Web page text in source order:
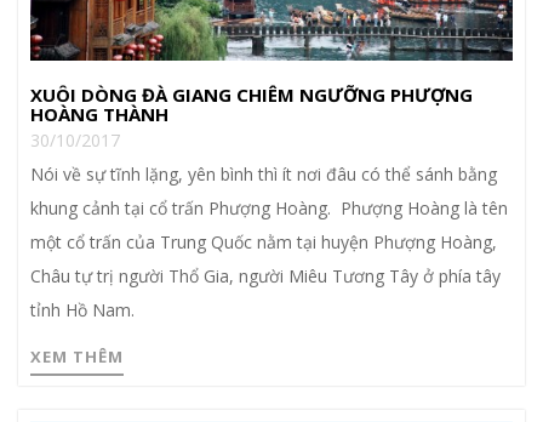
XUÔI DÒNG ĐÀ GIANG CHIÊM NGƯỠNG PHƯỢNG
HOÀNG THÀNH
30/10/2017
Nói về sự tĩnh lặng, yên bình thì ít nơi đâu có thể sánh bằng
khung cảnh tại cổ trấn Phượng Hoàng. Phượng Hoàng là tên
một cổ trấn của Trung Quốc nằm tại huyện Phượng Hoàng,
Châu tự trị người Thổ Gia, người Miêu Tương Tây ở phía tây
tỉnh Hồ Nam.
XEM THÊM